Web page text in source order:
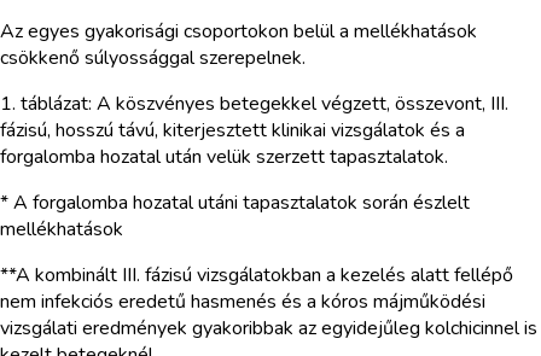
Az egyes gyakorisági csoportokon belül a mellékhatások
csökkenő súlyossággal szerepelnek.
1. táblázat: A köszvényes betegekkel végzett, összevont, III.
fázisú, hosszú távú, kiterjesztett klinikai vizsgálatok és a
forgalomba hozatal után velük szerzett tapasztalatok.
* A forgalomba hozatal utáni tapasztalatok során észlelt
mellékhatások
**A kombinált III. fázisú vizsgálatokban a kezelés alatt fellépő
nem infekciós eredetű hasmenés és a kóros májműködési
vizsgálati eredmények gyakoribbak az egyidejűleg kolchicinnel is